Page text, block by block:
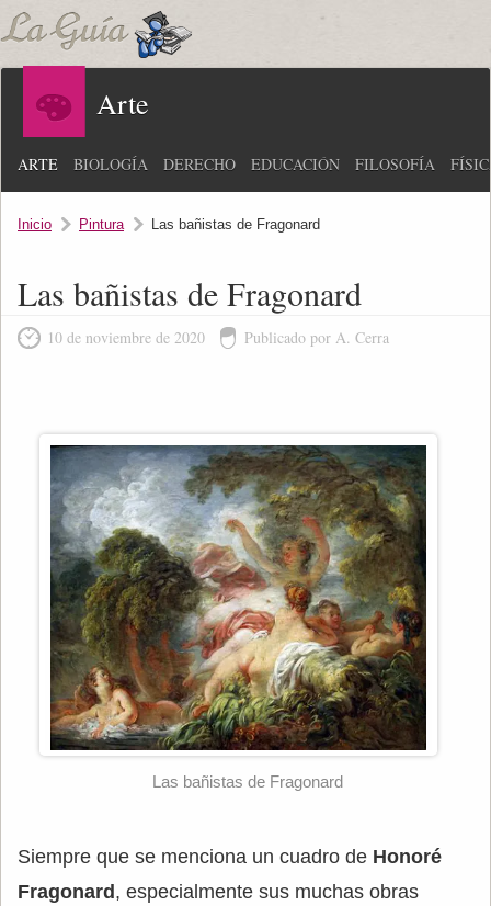
Arte
ARTE BIOLOGÍA DERECHO EDUCACIÓN FILOSOFÍA
Inicio Pintura Las bañistas de Fragonard
Las bañistas de Fragonard
10 de noviembre de 2020 Publicado por A. Cerra
Las bañistas de Fragonard
Siempre que se menciona un cuadro de Honoré
Fragonard , especialmente sus muchas obras